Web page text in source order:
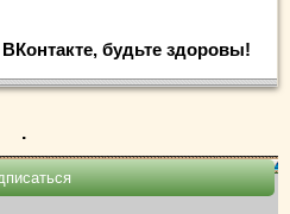
будьте здоровы!
.